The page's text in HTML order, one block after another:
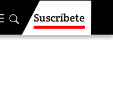
Suscríbete